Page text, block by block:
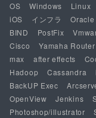
OS
Windows Linux
iOS
インフラ Oracle
BIND
PostFix
Cisco
Yamaha
max
after effects
Hadoop
Cassandra
BackUP Exec
OpenView
Jenkins
Photoshop/illustrator